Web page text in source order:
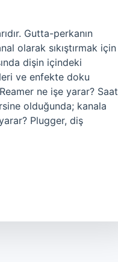
Gutta-perkanın
olarak sıkıştırmak için
dişin içindeki
ve enfekte doku
ne işe yarar? Saat
olduğunda; kanala
Plugger, diş